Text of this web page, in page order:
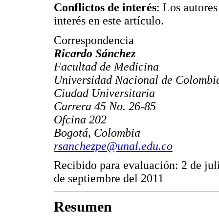
Conflictos de interés: Los
interés en este artículo.
Correspondencia
Ricardo Sánchez
Facultad de Medicina
Universidad Nacional de
Ciudad Universitaria
Carrera 45 No. 26-85
Ofcina 202
Bogotá, Colombia
rsanchezpe@unal.edu.co
Recibido para evaluación: 2 de
de septiembre del 2011
Resumen